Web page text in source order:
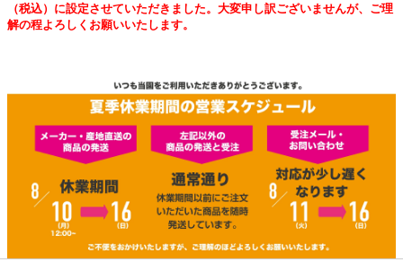
（税込）に設定させていただきました。大変申し訳ございませんが、ご理
解の程よろしくお願いいたします。